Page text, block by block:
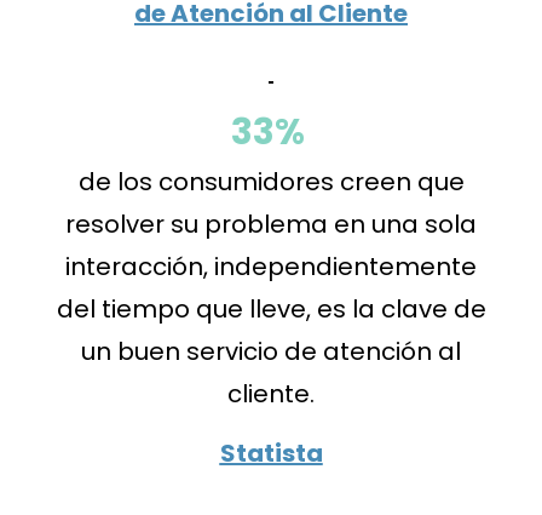
de Atención al Cliente
33%
de los consumidores creen que
resolver su problema en una sola
interacción, independientemente
del tiempo que lleve, es la clave de
un buen servicio de atención al
cliente.
Statista